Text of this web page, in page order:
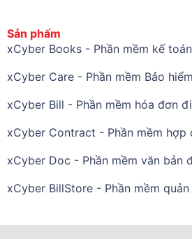
Sản phẩm
xCyber Books - Phần mềm kế
xCyber Care - Phần mềm Bảo
xCyber Bill - Phần mềm hóa đơn
xCyber Contract - Phần mềm hợp
xCyber Doc - Phần mềm văn bản
xCyber BillStore - Phần mềm